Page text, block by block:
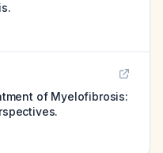
of Myelofibrosis: